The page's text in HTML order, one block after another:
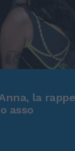
la
asso